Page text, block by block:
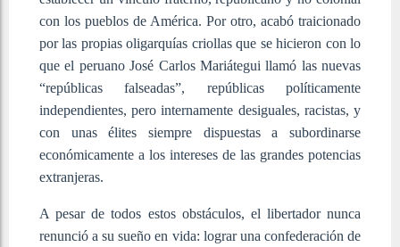
con los pueblos de América. Por otro, acabó traicionado
por las propias oligarquías criollas que se hicieron con lo
que el peruano José Carlos Mariátegui llamó las nuevas
“repúblicas falseadas”, repúblicas políticamente
independientes, pero internamente desiguales, racistas, y
con unas élites siempre dispuestas a subordinarse
económicamente a los intereses de las grandes potencias
extranjeras.
A pesar de todos estos obstáculos, el libertador nunca
renunció a su sueño en vida: lograr una confederación de